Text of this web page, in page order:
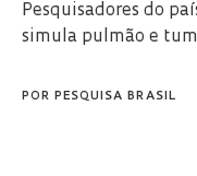
Pesquisadores do
simula pulmão e
POR PESQUISA BRASIL